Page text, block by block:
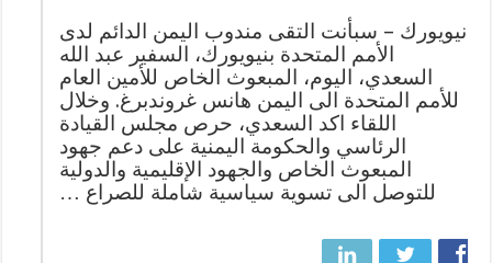
نيويورك – سبأنت التقى مندوب اليمن الدائم لدى
الأمم المتحدة بنيويورك، السفير عبد الله
السعدي، اليوم، المبعوث الخاص للأمين العام
للأمم المتحدة الى اليمن هانس غروندبرغ. وخلال
اللقاء اكد السعدي، حرص مجلس القيادة
الرئاسي والحكومة اليمنية على دعم جهود
المبعوث الخاص والجهود الإقليمية والدولية
للتوصل الى تسوية سياسية شاملة للصراع …